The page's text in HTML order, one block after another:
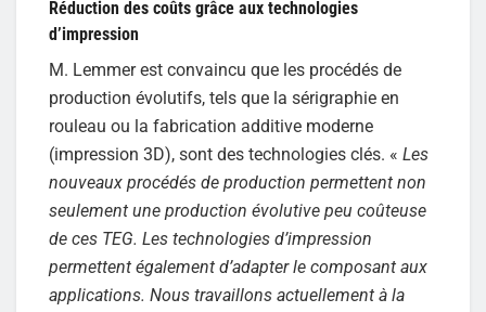
Réduction des coûts grâce aux technologies
d’impression
M. Lemmer est convaincu que les procédés de
production évolutifs, tels que la sérigraphie en
rouleau ou la fabrication additive moderne
(impression 3D), sont des technologies clés. « Les
nouveaux procédés de production permettent non
seulement une production évolutive peu coûteuse
de ces TEG. Les technologies d’impression
permettent également d’adapter le composant aux
applications. Nous travaillons actuellement à la